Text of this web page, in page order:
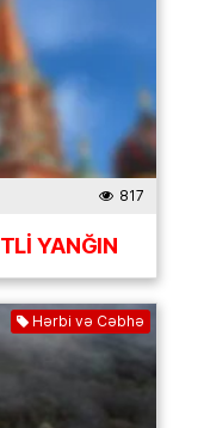
817
YANĞIN
Hərbi və Cəbhə